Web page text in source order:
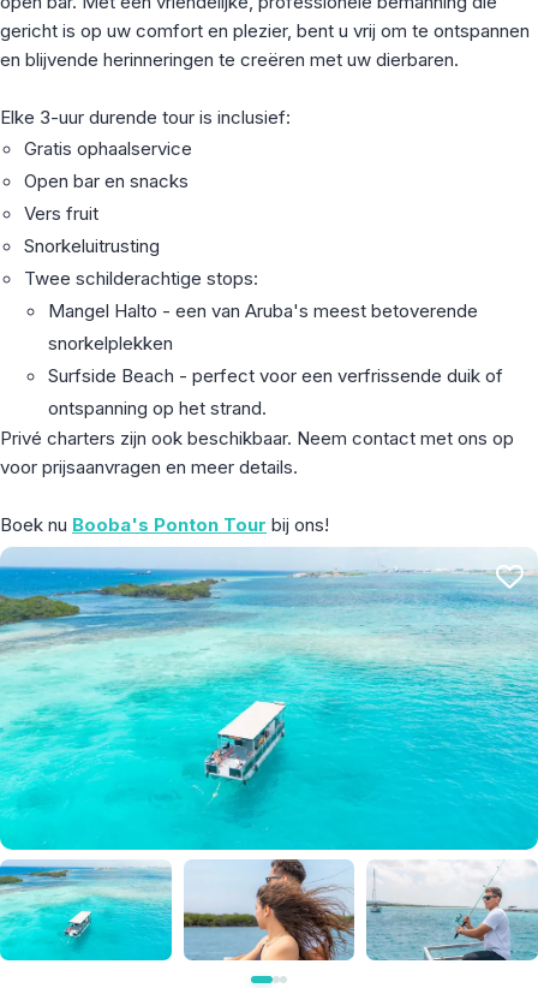
gericht is op uw comfort en plezier, bent u vrij om te ontspannen
en blijvende herinneringen te creëren met uw dierbaren.
Elke 3-uur durende tour is inclusief:
Gratis ophaalservice
Open bar en snacks
Vers fruit
Snorkeluitrusting
Twee schilderachtige stops:
Mangel Halto - een van Aruba's meest betoverende
snorkelplekken
Surfside Beach - perfect voor een verfrissende duik of
ontspanning op het strand.
Privé charters zijn ook beschikbaar. Neem contact met ons op
voor prijsaanvragen en meer details.
Boek nu Booba's Ponton Tour bij ons!